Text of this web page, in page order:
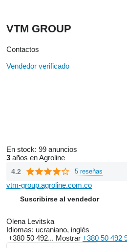
VTM GROUP
Contactos
Vendedor verificado
En stock: 99 anuncios
3 años en Agroline
4.2 5 reseñas
vtm-group.agroline.com.co
Suscribirse al vendedor
Olena Levitska
Idiomas: ucraniano, inglés
+380 50 492... Mostrar +380 50 492